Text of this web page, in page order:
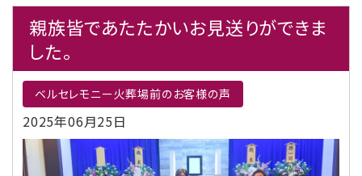
親族皆であたたかいお見送りができま
した。
ベルセレモニー火葬場前のお客様の声
2025年06月25日